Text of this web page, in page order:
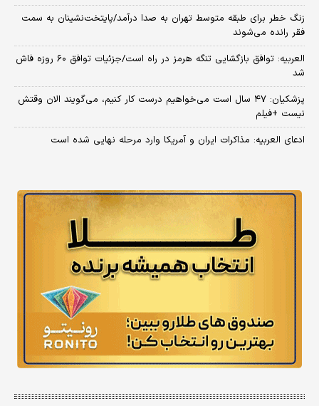
زنگ خطر برای طبقه متوسط تهران به صدا درآمد/پایتخت‌نشینان به سمت
فقر رانده می‌شوند
العربیه: توافق بازگشایی تنگه هرمز در راه است/جزئیات توافق ۶۰ روزه فاش
شد
پزشکیان: ۴۷ سال است می‌خواهیم درست کار کنیم، می‌گویند الان وقتش
نیست +فیلم
ادعای العربیه: مذاکرات ایران و آمریکا وارد مرحله نهایی شده است